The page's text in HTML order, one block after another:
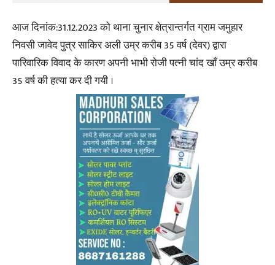
आज दिनांक:31.12.2023 को थाना चुनार क्षेत्रान्तर्गत ग्राम जमुहार
निवसी जावेद पुत्र साकिर अली उम्र करीब 35 वर्ष (देवर) द्वारा
पारिवारिक विवाद के कारण अपनी भाभी रोजी पत्नी चांद खाँ उम्र करीब
35 वर्ष की हत्या कर दी गयी ।